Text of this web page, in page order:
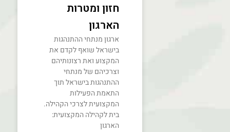
חזון ומטרות
הארגון
ארגון מנתחי ההתנהגות
בישראל שואף לקדם את
המקצוע ואת רצונותיהם
וצרכיהם של מנתחי
ההתנהגות בישראל תוך
התאמת הפעילות
המקצועית לצרכי הקהילה.
בית לקהילה המקצועית:
הארגון